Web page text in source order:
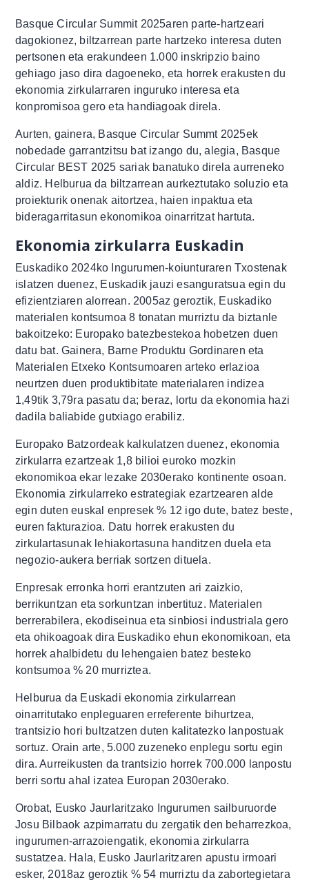
Basque Circular Summit 2025aren parte-hartzeari
dagokionez, biltzarrean parte hartzeko interesa duten
pertsonen eta erakundeen 1.000 inskripzio baino
gehiago jaso dira dagoeneko, eta horrek erakusten du
ekonomia zirkularraren inguruko interesa eta
konpromisoa gero eta handiagoak direla.
Aurten, gainera, Basque Circular Summt 2025ek
nobedade garrantzitsu bat izango du, alegia, Basque
Circular BEST 2025 sariak banatuko direla aurreneko
aldiz. Helburua da biltzarrean aurkeztutako soluzio eta
proiekturik onenak aitortzea, haien inpaktua eta
bideragarritasun ekonomikoa oinarritzat hartuta.
Ekonomia zirkularra Euskadin
Euskadiko 2024ko Ingurumen-koiunturaren Txostenak
islatzen duenez, Euskadik jauzi esanguratsua egin du
efizientziaren alorrean. 2005az geroztik, Euskadiko
materialen kontsumoa 8 tonatan murriztu da biztanle
bakoitzeko: Europako batezbestekoa hobetzen duen
datu bat. Gainera, Barne Produktu Gordinaren eta
Materialen Etxeko Kontsumoaren arteko erlazioa
neurtzen duen produktibitate materialaren indizea
1,49tik 3,79ra pasatu da; beraz, lortu da ekonomia hazi
dadila baliabide gutxiago erabiliz.
Europako Batzordeak kalkulatzen duenez, ekonomia
zirkularra ezartzeak 1,8 bilioi euroko mozkin
ekonomikoa ekar lezake 2030erako kontinente osoan.
Ekonomia zirkularreko estrategiak ezartzearen alde
egin duten euskal enpresek % 12 igo dute, batez beste,
euren fakturazioa. Datu horrek erakusten du
zirkulartasunak lehiakortasuna handitzen duela eta
negozio-aukera berriak sortzen dituela.
Enpresak erronka horri erantzuten ari zaizkio,
berrikuntzan eta sorkuntzan inbertituz. Materialen
berrerabilera, ekodiseinua eta sinbiosi industriala gero
eta ohikoagoak dira Euskadiko ehun ekonomikoan, eta
horrek ahalbidetu du lehengaien batez besteko
kontsumoa % 20 murriztea.
Helburua da Euskadi ekonomia zirkularrean
oinarritutako enpleguaren erreferente bihurtzea,
trantsizio hori bultzatzen duten kalitatezko lanpostuak
sortuz. Orain arte, 5.000 zuzeneko enplegu sortu egin
dira. Aurreikusten da trantsizio horrek 700.000 lanpostu
berri sortu ahal izatea Europan 2030erako.
Orobat, Eusko Jaurlaritzako Ingurumen sailburuorde
Josu Bilbaok azpimarratu du zergatik den beharrezkoa,
ingurumen-arrazoiengatik, ekonomia zirkularra
sustatzea. Hala, Eusko Jaurlaritzaren apustu irmoari
esker, 2018az geroztik % 54 murriztu da zabortegietara